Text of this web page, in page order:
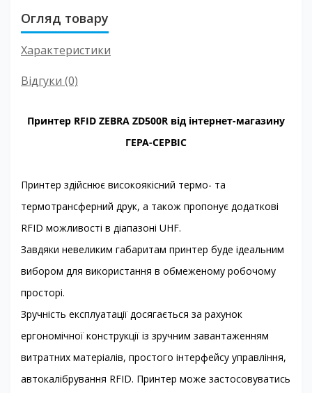
Огляд товару
Характеристики
Відгуки (0)
Принтер RFID ZEBRA ZD500R від інтернет-магазину
ГЕРА-СЕРВІС
Принтер здійснює високоякісний термо- та
термотрансферний друк, а також пропонує додаткові
RFID можливості в діапазоні UHF.
Завдяки невеликим габаритам принтер буде ідеальним
вибором для використання в обмеженому робочому
просторі.
Зручність експлуатації досягається за рахунок
ергономічної конструкції із зручним завантаженням
витратних матеріалів, простого інтерфейсу управління,
автокалібрування RFID. Принтер може застосовуватись